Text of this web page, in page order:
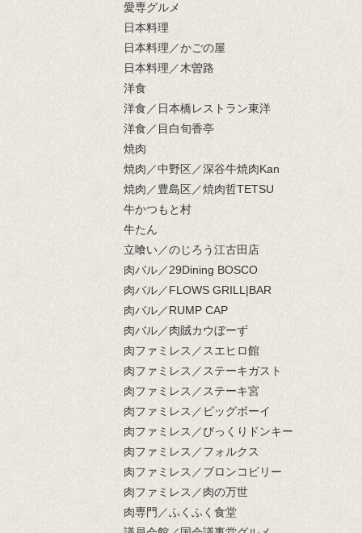
愛専グルメ
日本料理
日本料理／かごの屋
日本料理／木曽路
洋食
洋食／日本橋レストラン東洋
洋食／目白旬香亭
焼肉
焼肉／中野区／深谷牛焼肉Kan
焼肉／豊島区／焼肉哲TETSU
牛かつもと村
牛たん
立喰い／のじろう江古田店
肉バル／29Dining BOSCO
肉バル／FLOWS GRILL|BAR
肉バル／RUMP CAP
肉バル／肉賊カウぼーず
肉ファミレス／スエヒロ館
肉ファミレス／ステーキガスト
肉ファミレス／ステーキ宮
肉ファミレス／ビッグボーイ
肉ファミレス／びっくりドンキー
肉ファミレス／フォルクス
肉ファミレス／ブロンコビリー
肉ファミレス／肉の万世
肉専門／ふくふく食堂